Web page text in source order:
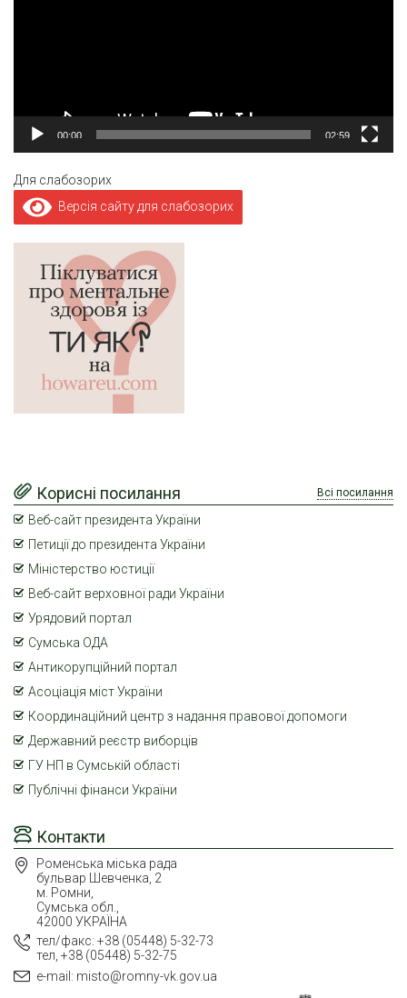
00:00 02:59
Для слабозорих
Версія сайту для слабозорих
Контакти
Роменська міська рада
бульвар Шевченка, 2
м. Ромни,
Сумська обл.,
42000 УКРАЇНА
тел/факс: +38 (05448) 5-32-73
тел, +38 (05448) 5-32-75
e-mail: misto@romny-vk.gov.ua
Корисні посилання Всі посилання
Веб-сайт президента України
Петиції до президента України
Міністерство юстиції
Веб-сайт верховної ради України
Урядовий портал
Сумська ОДА
Антикорупційний портал
Асоціація міст України
Координаційний центр з надання правової допомоги
Державний реєстр виборців
ГУ НП в Сумській області
Публічні фінанси України